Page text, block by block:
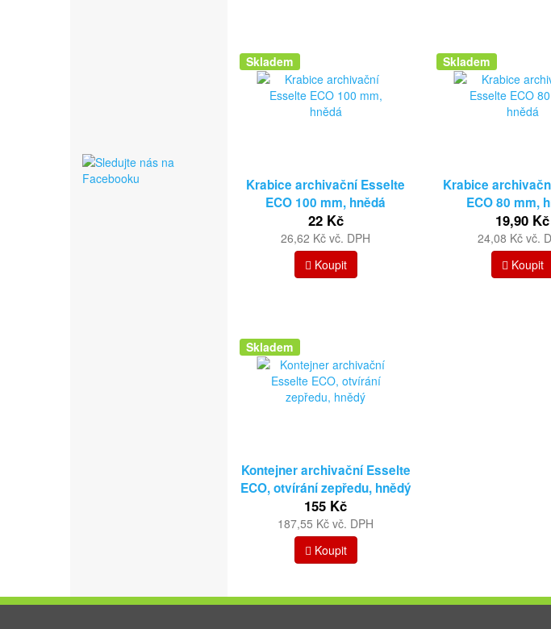
Skladem
Krabice archivační Esselte
ECO 100 mm, hnědá
22 Kč
26,62 Kč vč. DPH
Koupit
Skladem
Krabice
ECO 80 mm,
19,90 Kč
24,08 Kč vč.
Koupit
Skladem
Kontejner archivační Esselte
ECO, otvírání zepředu, hnědý
155 Kč
187,55 Kč vč. DPH
Koupit